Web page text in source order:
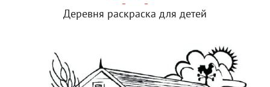
Деревня раскраска для детей